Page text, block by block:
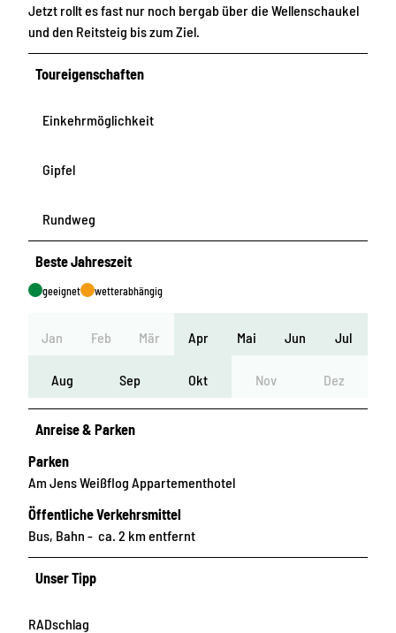
Jetzt rollt es fast nur noch bergab über die Wellenschaukel
und den Reitsteig bis zum Ziel.
Toureigenschaften
Einkehrmöglichkeit
Gipfel
Rundweg
Beste Jahreszeit
geeignet wetterabhängig
Jan Feb Mär Apr Mai Jun Jul
Aug Sep Okt Nov Dez
Anreise & Parken
Parken
Am Jens Weißflog Appartementhotel
Öffentliche Verkehrsmittel
Bus, Bahn - ca. 2 km entfernt
Unser Tipp
RADschlag